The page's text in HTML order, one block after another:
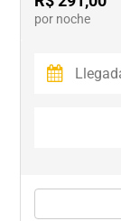
por noche